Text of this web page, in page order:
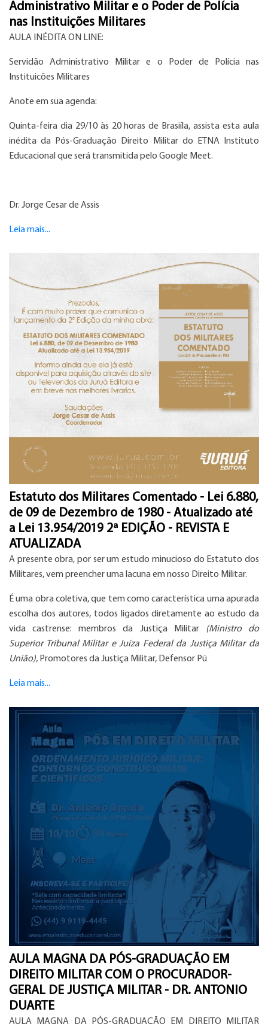
Administrativo Militar e o Poder de Polícia
nas Instituições Militares
AULA INÉDITA ON LINE:
Servidão Administrativo Militar e o Poder de Polícia nas
Instituicões Militares
Anote em sua agenda:
Quinta-feira dia 29/10 às 20 horas de Brasiíla, assista esta aula
inédita da Pós-Graduação Direito Militar do ETNA Instituto
Educacional que será transmitida pelo Google Meet.
Dr. Jorge Cesar de Assis
Leia mais...
Estatuto dos Militares Comentado - Lei 6.880,
de 09 de Dezembro de 1980 - Atualizado até
a Lei 13.954/2019 2ª EDIÇÃO - REVISTA E
ATUALIZADA
A presente obra, por ser um estudo minucioso do Estatuto dos
Militares, vem preencher uma lacuna em nosso Direito Militar.
É uma obra coletiva, que tem como característica uma apurada
escolha dos autores, todos ligados diretamente ao estudo da
vida castrense: membros da Justiça Militar (Ministro do
Superior Tribunal Militar e Juíza Federal da Justiça Militar da
União), Promotores da Justiça Militar, Defensor Pú
Leia mais...
AULA MAGNA DA PÓS-GRADUAÇÃO EM
DIREITO MILITAR COM O PROCURADOR-
GERAL DE JUSTIÇA MILITAR - DR. ANTONIO
DUARTE
AULA MAGNA DA PÓS-GRADUAÇÃO EM DIREITO MILITAR